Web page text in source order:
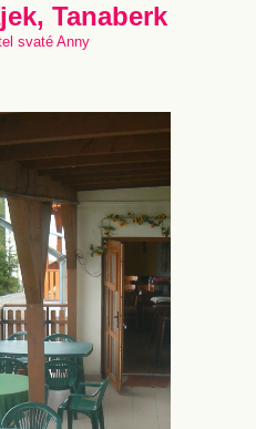
Tanaberk
svaté Anny